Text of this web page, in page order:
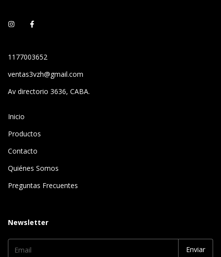
1177003652
ventas3vzh@gmail.com
Av directorio 3636, CABA.
Inicio
Productos
Contacto
Quiénes Somos
Preguntas Frecuentes
Newsletter